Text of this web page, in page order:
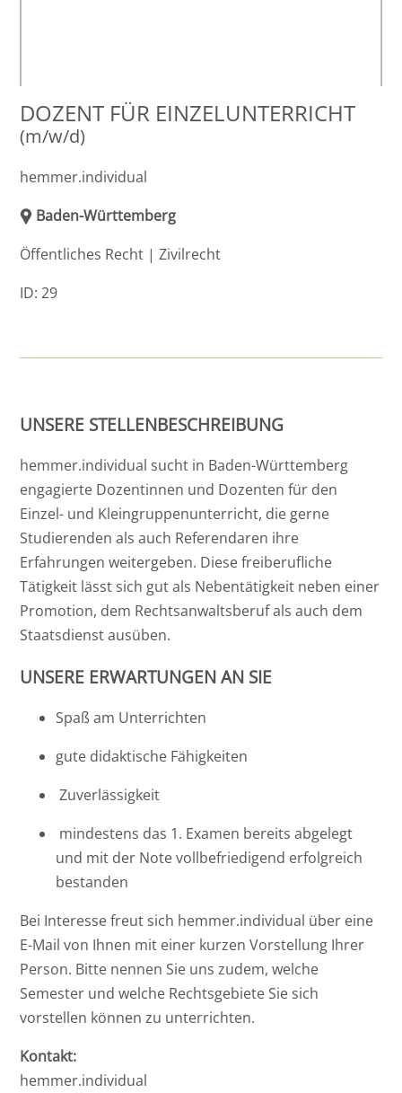
DOZENT FÜR EINZELUNTERRICHT
(m/w/d)
hemmer.individual
Baden-Württemberg
Öffentliches Recht | Zivilrecht
ID: 29
UNSERE STELLENBESCHREIBUNG
hemmer.individual sucht in Baden-Württemberg
engagierte Dozentinnen und Dozenten für den
Einzel- und Kleingruppenunterricht, die gerne
Studierenden als auch Referendaren ihre
Erfahrungen weitergeben. Diese freiberufliche
Tätigkeit lässt sich gut als Nebentätigkeit neben einer
Promotion, dem Rechtsanwaltsberuf als auch dem
Staatsdienst ausüben.
UNSERE ERWARTUNGEN AN SIE
Spaß am Unterrichten
gute didaktische Fähigkeiten
Zuverlässigkeit
mindestens das 1. Examen bereits abgelegt
und mit der Note vollbefriedigend erfolgreich
bestanden
Bei Interesse freut sich hemmer.individual über eine
E-Mail von Ihnen mit einer kurzen Vorstellung Ihrer
Person. Bitte nennen Sie uns zudem, welche
Semester und welche Rechtsgebiete Sie sich
vorstellen können zu unterrichten.
Kontakt:
hemmer.individual